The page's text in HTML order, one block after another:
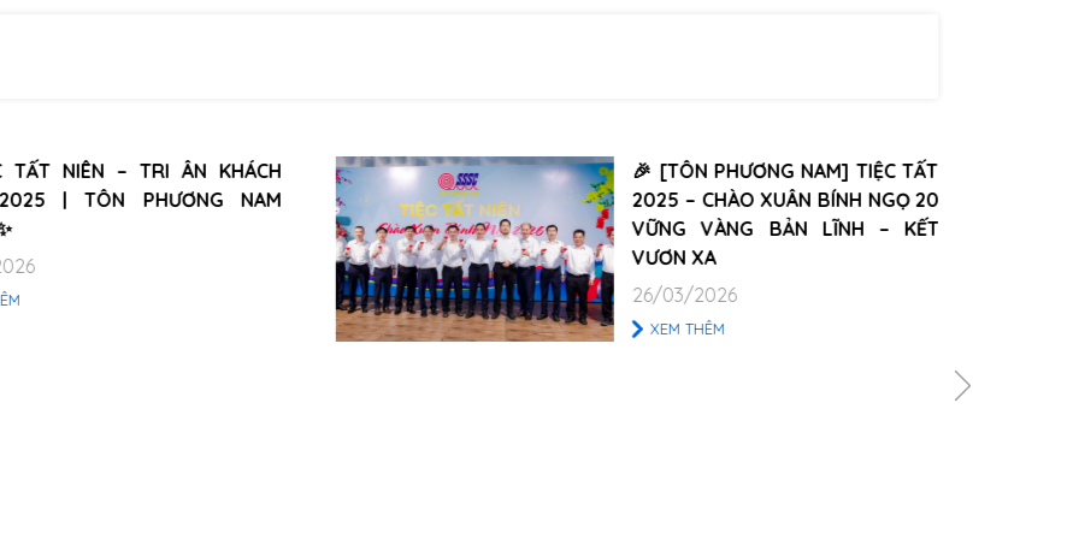
🎉 [TÔN PHƯƠNG NAM] TIỆC TẤT NIÊN
2025 – CHÀO XUÂN BÍNH NGỌ 2026 🎉
VỮNG VÀNG BẢN LĨNH – KẾT NỐI
🌸🎊 Chào Xuân Bính
viên Tôn Phương Nam
19/03/2026